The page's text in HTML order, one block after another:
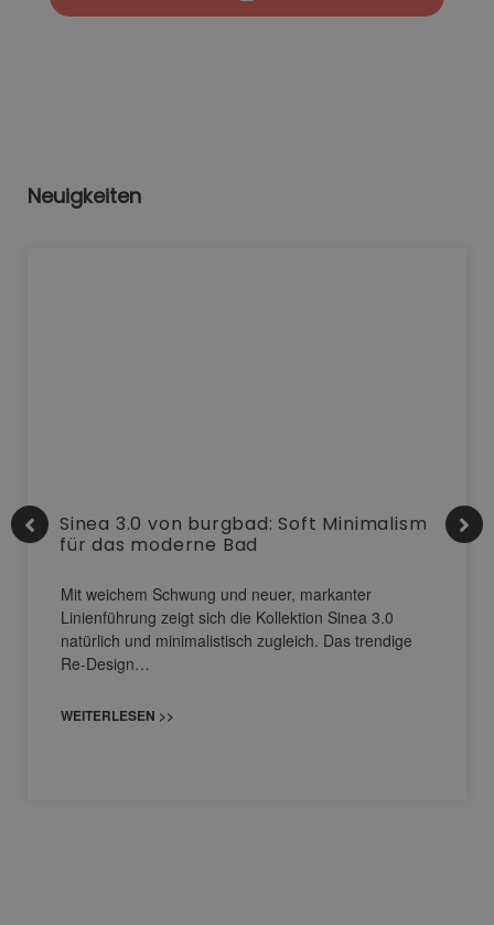
Neuigkeiten
Sinea 3.0 von burgbad: Soft Minimalism
für das moderne Bad
Mit weichem Schwung und neuer, markanter
Linienführung zeigt sich die Kollektion Sinea 3.0
natürlich und minimalistisch zugleich. Das trendige
Re-Design…
WEITERLESEN >>